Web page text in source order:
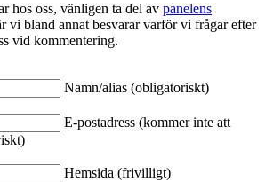
hos oss, vänligen ta del av panelens
vi bland annat besvarar varför vi frågar efter
vid kommentering.
Namn/alias (obligatoriskt)
E-postadress (kommer inte att
Hemsida (frivilligt)